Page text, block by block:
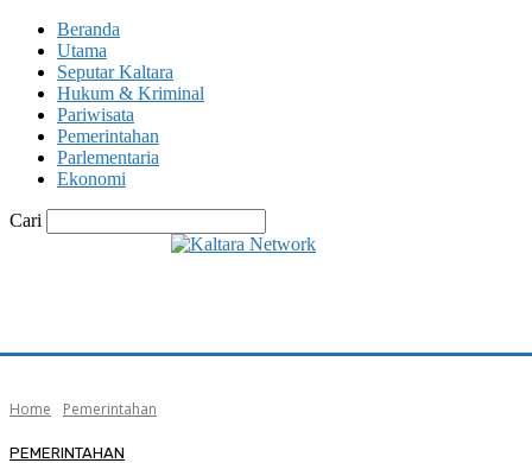
Beranda
Utama
Seputar Kaltara
Hukum & Kriminal
Pariwisata
Pemerintahan
Parlementaria
Ekonomi
Cari
Home Pemerintahan
PEMERINTAHAN